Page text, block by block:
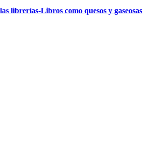
librerías-Libros como quesos y gaseosas